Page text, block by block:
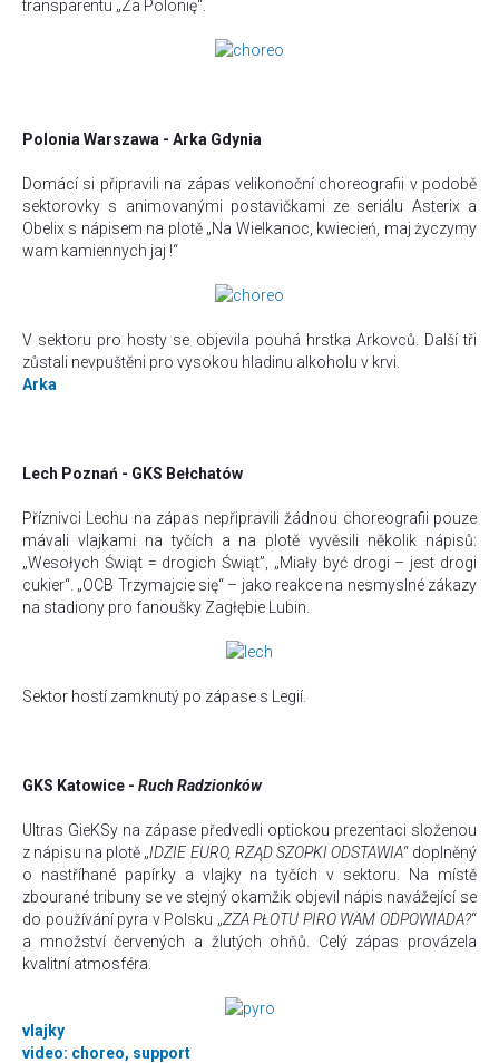
transparentu „Za Polonię“.
Polonia Warszawa - Arka Gdynia
Domácí si připravili na zápas velikonoční choreografii v podobě
sektorovky s animovanými postavičkami ze seriálu Asterix a
Obelix s nápisem na plotě „Na Wielkanoc, kwiecień, maj życzymy
wam kamiennych jaj !“
V sektoru pro hosty se objevila pouhá hrstka Arkovců. Další tři
zůstali nevpuštěni pro vysokou hladinu alkoholu v krvi.
Arka
Lech Poznań - GKS Bełchatów
Příznivci Lechu na zápas nepřipravili žádnou choreografii pouze
mávali vlajkami na tyčích a na plotě vyvěsili několik nápisů:
„Wesołych Świąt = drogich Świąt”, „Miały być drogi – jest drogi
cukier“. „OCB Trzymajcie się“ – jako reakce na nesmyslné zákazy
na stadiony pro fanoušky Zagłębie Lubin.
Sektor hostí zamknutý po zápase s Legií.
GKS Katowice - Ruch Radzionków
Ultras GieKSy na zápase předvedli optickou prezentaci složenou
z nápisu na plotě „IDZIE EURO, RZĄD SZOPKI ODSTAWIA“ doplněný
o nastříhané papírky a vlajky na tyčích v sektoru. Na místě
zbourané tribuny se ve stejný okamžik objevil nápis navážející se
do používání pyra v Polsku „ZZA PŁOTU PIRO WAM ODPOWIADA?“
a množství červených a žlutých ohňů. Celý zápas provázela
kvalitní atmosféra.
vlajky
video: choreo, support